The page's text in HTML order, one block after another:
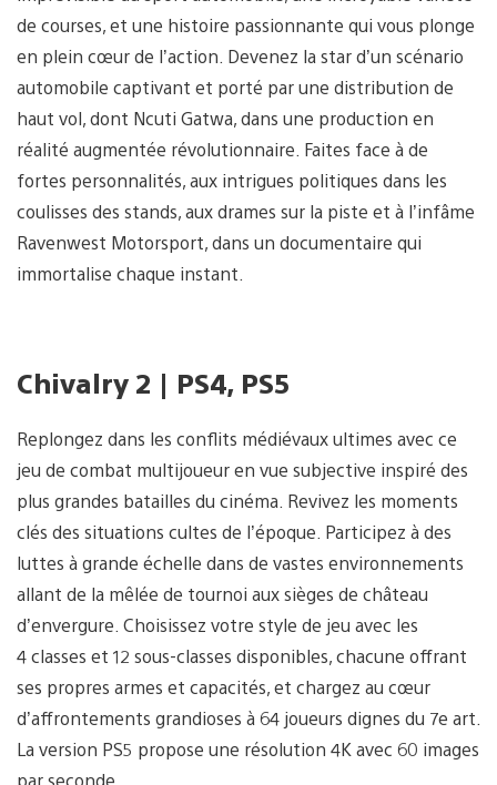
de courses, et une histoire passionnante qui vous plonge
en plein cœur de l’action. Devenez la star d’un scénario
automobile captivant et porté par une distribution de
haut vol, dont Ncuti Gatwa, dans une production en
réalité augmentée révolutionnaire. Faites face à de
fortes personnalités, aux intrigues politiques dans les
coulisses des stands, aux drames sur la piste et à l’infâme
Ravenwest Motorsport, dans un documentaire qui
immortalise chaque instant.
Chivalry 2 | PS4, PS5
Replongez dans les conflits médiévaux ultimes avec ce
jeu de combat multijoueur en vue subjective inspiré des
plus grandes batailles du cinéma. Revivez les moments
clés des situations cultes de l’époque. Participez à des
luttes à grande échelle dans de vastes environnements
allant de la mêlée de tournoi aux sièges de château
d’envergure. Choisissez votre style de jeu avec les
4 classes et 12 sous-classes disponibles, chacune offrant
ses propres armes et capacités, et chargez au cœur
d’affrontements grandioses à 64 joueurs dignes du 7e art.
La version PS5 propose une résolution 4K avec 60 images
par seconde.